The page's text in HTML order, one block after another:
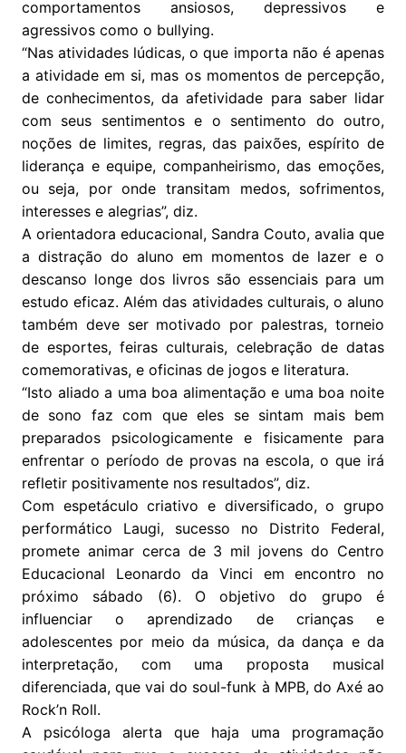
comportamentos ansiosos, depressivos e
agressivos como o bullying.
“Nas atividades lúdicas, o que importa não é apenas
a atividade em si, mas os momentos de percepção,
de conhecimentos, da afetividade para saber lidar
com seus sentimentos e o sentimento do outro,
noções de limites, regras, das paixões, espírito de
liderança e equipe, companheirismo, das emoções,
ou seja, por onde transitam medos, sofrimentos,
interesses e alegrias”, diz.
A orientadora educacional, Sandra Couto, avalia que
a distração do aluno em momentos de lazer e o
descanso longe dos livros são essenciais para um
estudo eficaz. Além das atividades culturais, o aluno
também deve ser motivado por palestras, torneio
de esportes, feiras culturais, celebração de datas
comemorativas, e oficinas de jogos e literatura.
“Isto aliado a uma boa alimentação e uma boa noite
de sono faz com que eles se sintam mais bem
preparados psicologicamente e fisicamente para
enfrentar o período de provas na escola, o que irá
refletir positivamente nos resultados”, diz.
Com espetáculo criativo e diversificado, o grupo
performático Laugi, sucesso no Distrito Federal,
promete animar cerca de 3 mil jovens do Centro
Educacional Leonardo da Vinci em encontro no
próximo sábado (6). O objetivo do grupo é
influenciar o aprendizado de crianças e
adolescentes por meio da música, da dança e da
interpretação, com uma proposta musical
diferenciada, que vai do soul-funk à MPB, do Axé ao
Rock’n Roll.
A psicóloga alerta que haja uma programação